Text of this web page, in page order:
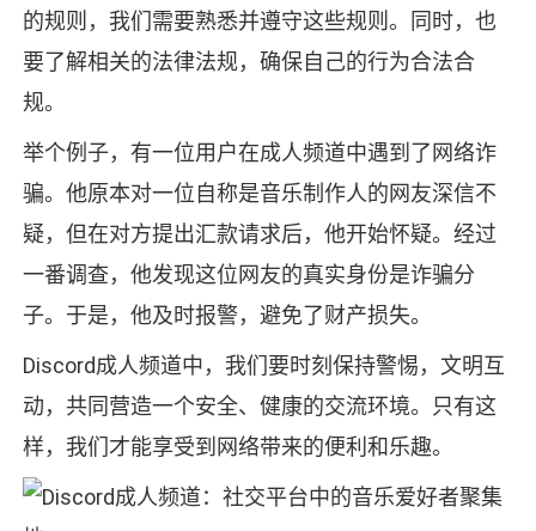
的规则，我们需要熟悉并遵守这些规则。同时，也
要了解相关的法律法规，确保自己的行为合法合
规。
举个例子，有一位用户在成人频道中遇到了网络诈
骗。他原本对一位自称是音乐制作人的网友深信不
疑，但在对方提出汇款请求后，他开始怀疑。经过
一番调查，他发现这位网友的真实身份是诈骗分
子。于是，他及时报警，避免了财产损失。
Discord成人频道中，我们要时刻保持警惕，文明互
动，共同营造一个安全、健康的交流环境。只有这
样，我们才能享受到网络带来的便利和乐趣。